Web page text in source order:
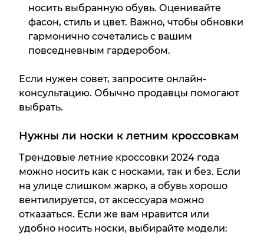
носить выбранную обувь. Оценивайте
фасон, стиль и цвет. Важно, чтобы обновки
гармонично сочетались с вашим
повседневным гардеробом.
Если нужен совет, запросите онлайн-
консультацию. Обычно продавцы помогают
выбрать.
Нужны ли носки к летним кроссовкам
Трендовые летние кроссовки 2024 года
можно носить как с носками, так и без. Если
на улице слишком жарко, а обувь хорошо
вентилируется, от аксессуара можно
отказаться. Если же вам нравится или
удобно носить носки, выбирайте модели: